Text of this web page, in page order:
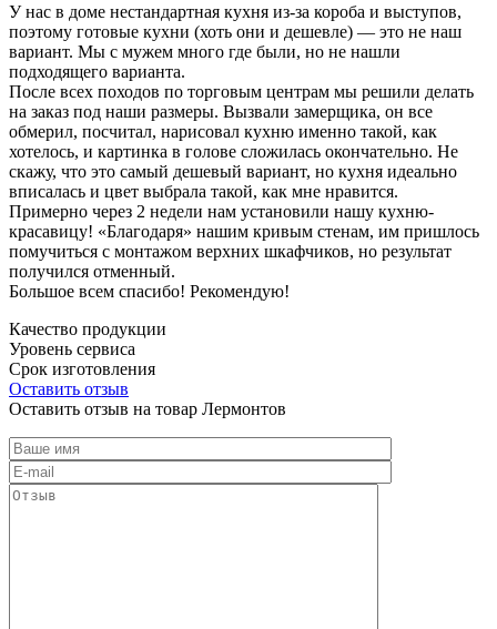
У нас в доме нестандартная кухня из-за короба и выступов,
поэтому готовые кухни (хоть они и дешевле) — это не наш
вариант. Мы с мужем много где были, но не нашли
подходящего варианта.
После всех походов по торговым центрам мы решили делать
на заказ под наши размеры. Вызвали замерщика, он все
обмерил, посчитал, нарисовал кухню именно такой, как
хотелось, и картинка в голове сложилась окончательно. Не
скажу, что это самый дешевый вариант, но кухня идеально
вписалась и цвет выбрала такой, как мне нравится.
Примерно через 2 недели нам установили нашу кухню-
красавицу! «Благодаря» нашим кривым стенам, им пришлось
помучиться с монтажом верхних шкафчиков, но результат
получился отменный.
Большое всем спасибо! Рекомендую!
Качество продукции
Уровень сервиса
Срок изготовления
Оставить отзыв
Оставить отзыв на товар Лермонтов